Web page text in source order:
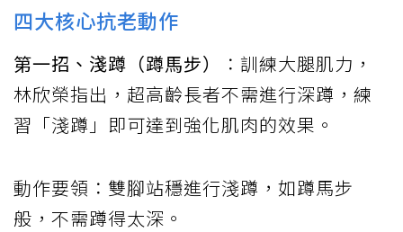
四大核心抗老動作
第一招、淺蹲（蹲馬步）
：訓練大腿肌力，
林欣榮指出，超高齡長者不需進行深蹲，練
習「淺蹲」即可達到強化肌肉的效果。
動作要領：雙腳站穩進行淺蹲，如蹲馬步
般，不需蹲得太深。